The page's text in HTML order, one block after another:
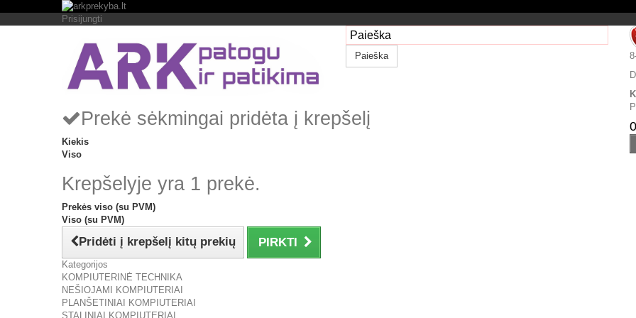
Prisijungti
Paieška
Prekė sėkmingai pridėta į krepšelį
Kiekis
Viso
Krepšelyje yra 1 prekė.
Prekės viso (su PVM)
Viso (su PVM)
Pridėti į krepšelį kitų prekių PIRKTI
Kategorijos
KOMPIUTERINĖ TECHNIKA
NEŠIOJAMI KOMPIUTERIAI
PLANŠETINIAI KOMPIUTERIAI
STALINIAI KOMPIUTERIAI